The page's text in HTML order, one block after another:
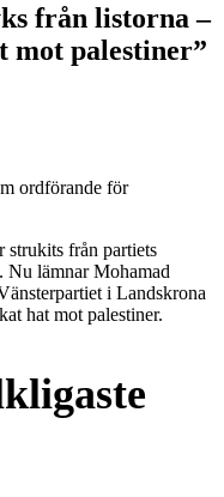
från listorna –
mot palestiner”
ordförande för
strukits från partiets
Nu lämnar Mohamad
i Landskrona
hat mot palestiner.